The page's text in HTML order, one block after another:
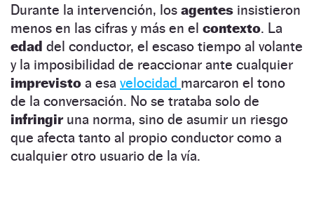
Durante la intervención, los agentes insistieron
menos en las cifras y más en el contexto. La
edad del conductor, el escaso tiempo al volante
y la imposibilidad de reaccionar ante cualquier
imprevisto a esa velocidad marcaron el tono
de la conversación. No se trataba solo de
infringir una norma, sino de asumir un riesgo
que afecta tanto al propio conductor como a
cualquier otro usuario de la vía.